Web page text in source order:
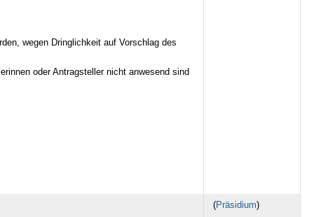
wegen Dringlichkeit auf Vorschlag des
oder Antragsteller nicht anwesend sind
(Präsidium)